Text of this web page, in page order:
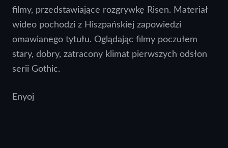
filmy, przedstawiające rozgrywkę Risen. Materiał
wideo pochodzi z Hiszpańskiej zapowiedzi
omawianego tytułu. Oglądając filmy poczułem
stary, dobry, zatracony klimat pierwszych odsłon
serii Gothic.
Enyoj